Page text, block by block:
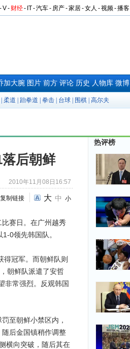
-V- 财经- IT-汽车- 房产-家居-女人 -视频-播客
加大腕 图片 前方 评论 历史 人物库 微博
柔道 跆拳道 拳击 台球 围棋 高尔夫
后朝鲜
2010年11月08日16:57
复制链接 大 中 小
赛日。在广州越秀
0领先韩国队。
冠军。而朝鲜队则
朝鲜队派遣了安哲
非常强烈。反观韩国
至朝鲜小禁区内，
后金国镇稍作调整
横向突破，随后其在
热评榜